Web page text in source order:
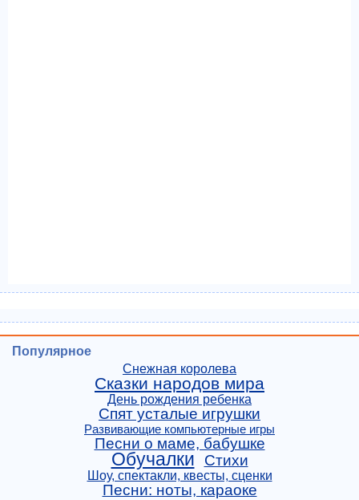
Популярное
Снежная королева
Сказки народов мира
День рождения ребенка
Спят усталые игрушки
Развивающие компьютерные игры
Песни о маме, бабушке
Обучалки Стихи
Шоу, спектакли, квесты, сценки
Песни: ноты, караоке